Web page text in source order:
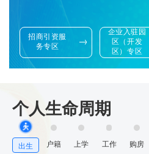
招商引资服
务专区
企业入驻园
区（开发
区）专区
个人生命周期
出生 户籍 上学 工作 购房